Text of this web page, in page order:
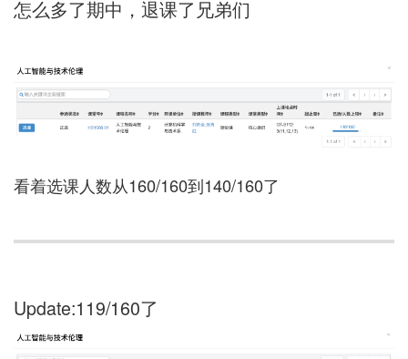
怎么多了期中，退课了兄弟们
看着选课人数从160/160到140/160了
Update:119/160了